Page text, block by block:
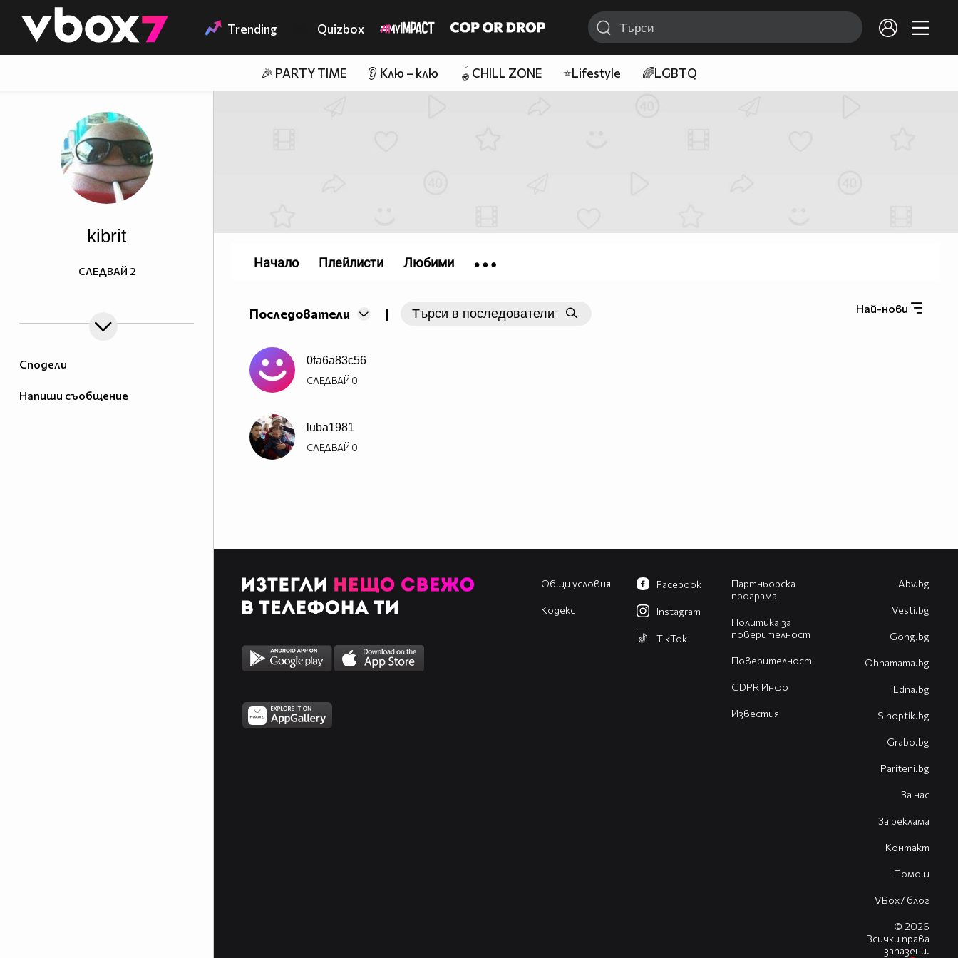
👾 Trending Quizbox
🎉 PARTY TIME 👂 Клю – клю 🪀CHILL ZONE ⭐Lifestyle 🌈LGBTQ
Сподели
Напиши съобщение
kibrit
СЛЕДВАЙ 2
Последователи | Най-нови
0fa6a83c56
СЛЕДВАЙ 0
luba1981
СЛЕДВАЙ 0
Начало Плейлисти Любими
Общи условия
Кодекс
Партньорска
програма
Политика за
поверителност
Поверителност
GDPR Инфо
Известия
Facebook
Instagram
TikTok
Abv.bg
Vesti.bg
Gong.bg
Оhnamama.bg
Edna.bg
Sinoptik.bg
Grabo.bg
Pariteni.bg
За нас
За реклама
Контакт
Помощ
VBox7 блог
© 2026
Всички права
запазени.